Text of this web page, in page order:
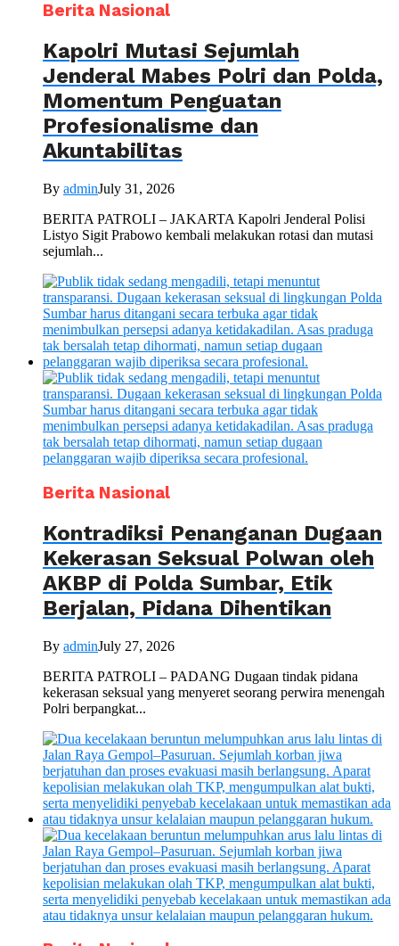
Berita Nasional
Kapolri Mutasi Sejumlah
Jenderal Mabes Polri dan Polda,
Momentum Penguatan
Profesionalisme dan
Akuntabilitas
By adminJuly 31, 2026
BERITA PATROLI – JAKARTA Kapolri Jenderal Polisi
Listyo Sigit Prabowo kembali melakukan rotasi dan mutasi
sejumlah...
Berita Nasional
Kontradiksi Penanganan Dugaan
Kekerasan Seksual Polwan oleh
AKBP di Polda Sumbar, Etik
Berjalan, Pidana Dihentikan
By adminJuly 27, 2026
BERITA PATROLI – PADANG Dugaan tindak pidana
kekerasan seksual yang menyeret seorang perwira menengah
Polri berpangkat...